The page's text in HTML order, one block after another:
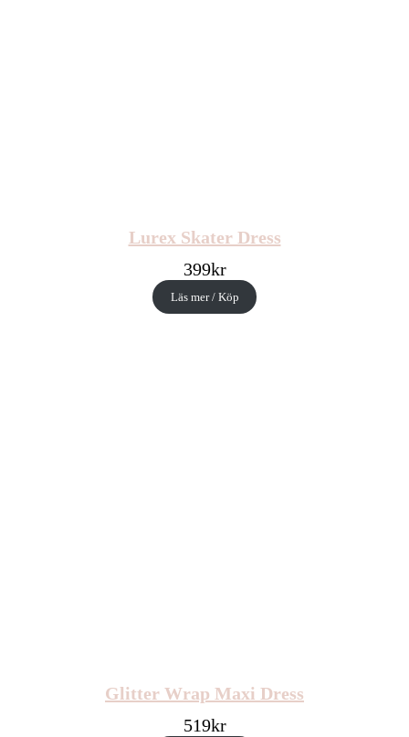
Lurex Skater Dress
399kr
Läs mer / Köp
Glitter Wrap Maxi Dress
519kr